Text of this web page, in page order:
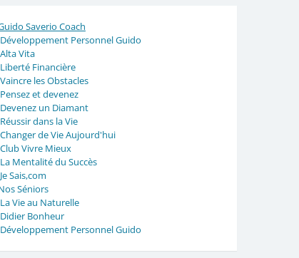
Saverio Coach
Développement Personnel Guido
Alta Vita
Liberté Financière
Vaincre les Obstacles
Pensez et devenez
Devenez un Diamant
Réussir dans la Vie
Changer de Vie Aujourd'hui
Club Vivre Mieux
La Mentalité du Succès
Je Sais,com
Séniors
La Vie au Naturelle
Didier Bonheur
Développement Personnel Guido